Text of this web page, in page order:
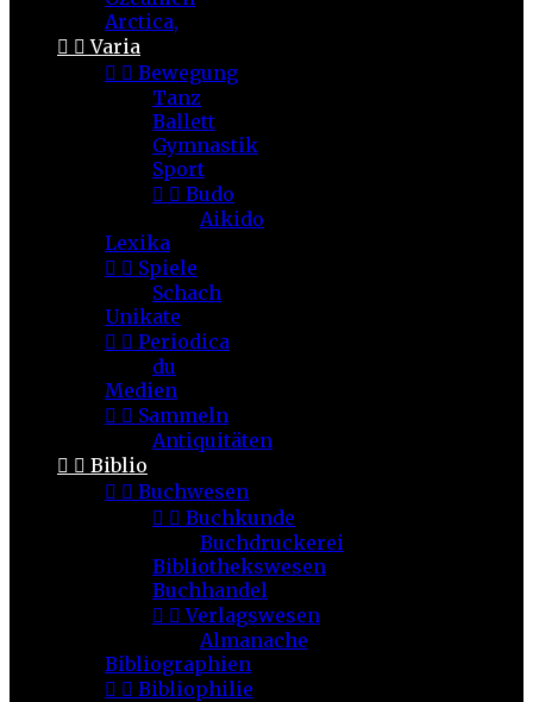
Arctica,
  Varia
  Bewegung
Tanz
Ballett
Gymnastik
Sport
  Budo
Aikido
Lexika
  Spiele
Schach
Unikate
  Periodica
du
Medien
  Sammeln
Antiquitäten
  Biblio
  Buchwesen
  Buchkunde
Buchdruckerei
Bibliothekswesen
Buchhandel
  Verlagswesen
Almanache
Bibliographien
  Bibliophilie